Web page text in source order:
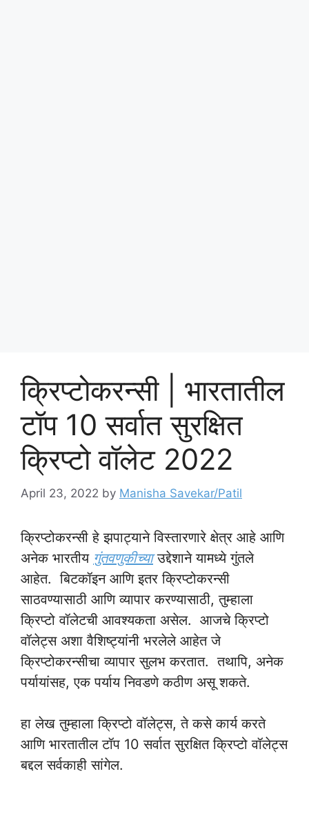
क्रिप्टोकरन्सी | भारतातील
टॉप 10 सर्वात सुरक्षित
क्रिप्टो वॉलेट 2022
April 23, 2022 by Manisha Savekar/Patil
क्रिप्टोकरन्सी हे झपाट्याने विस्तारणारे क्षेत्र आहे आणि
अनेक भारतीय गुंतवणुकीच्याउद्देशाने यामध्ये गुंतले
आहेत. बिटकॉइन आणि इतर क्रिप्टोकरन्सी
साठवण्यासाठी आणि व्यापार करण्यासाठी, तुम्हाला
क्रिप्टो वॉलेटची आवश्यकता असेल. आजचे क्रिप्टो
वॉलेट्स अशा वैशिष्ट्यांनी भरलेले आहेत जे
क्रिप्टोकरन्सीचा व्यापार सुलभ करतात. तथापि, अनेक
पर्यायांसह, एक पर्याय निवडणे कठीण असू शकते.
हा लेख तुम्हाला क्रिप्टो वॉलेट्स, ते कसे कार्य करते
आणि भारतातील टॉप 10 सर्वात सुरक्षित क्रिप्टो वॉलेट्स
बद्दल सर्वकाही सांगेल.